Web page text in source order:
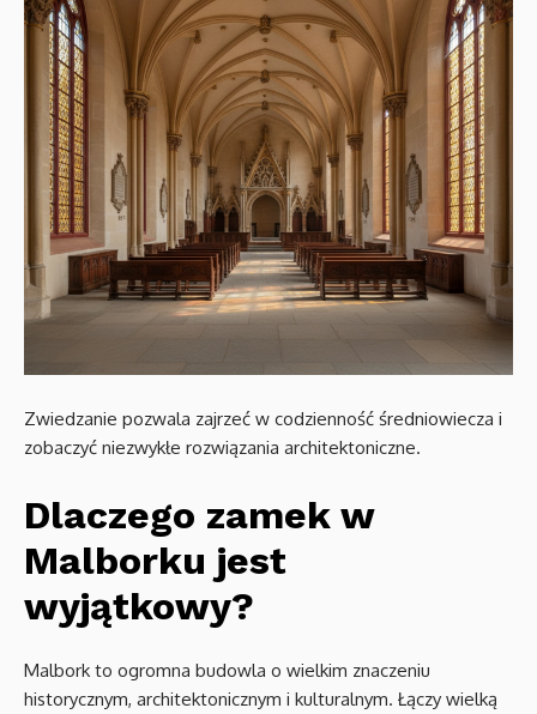
Zwiedzanie pozwala zajrzeć w codzienność średniowiecza i
zobaczyć niezwykłe rozwiązania architektoniczne.
Dlaczego zamek w
Malborku jest
wyjątkowy?
Malbork to ogromna budowla o wielkim znaczeniu
historycznym, architektonicznym i kulturalnym. Łączy wielką